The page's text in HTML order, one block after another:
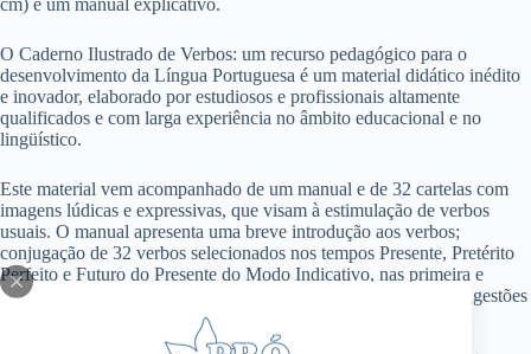
O Caderno Ilustrado de Verbos: um recurso pedagógico para o
desenvolvimento da Língua Portuguesa é um material didático inédito
e inovador, elaborado por estudiosos e profissionais altamente
qualificados e com larga experiência no âmbito educacional e no
lingüístico.
Este material vem acompanhado de um manual e de 32 cartelas com
imagens lúdicas e expressivas, que visam à estimulação de verbos
usuais. O manual apresenta uma breve introdução aos verbos;
conjugação de 32 verbos selecionados nos tempos Presente, Pretérito
Perfeito e Futuro do Presente do Modo Indicativo, nas primeira e
terceira pessoas do singular e do plural; exemplos de frases e sugestões
de atividades (seqüência didática).